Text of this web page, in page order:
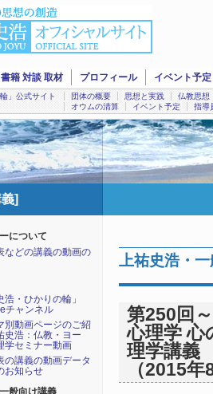
籍 対談 取材 プロフィール イベント予定
」公式サイト 団体の概要 思想と実践
仏教思想
オウムの清算
イベント予定 指導
]
上祐史浩・
第250回
心理学 心
理学講義
（2015
について
などの講義の動画の
浩・ひかりの輪」
チャンネル
別動画ページのご紹
史浩：仏教・ヨー
学セミナー動画
の講義の動画データ
お知らせ